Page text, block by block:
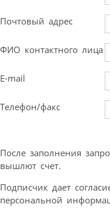
Почтовый адрес
ФИО контактного лица
E-mail
Телефон/факс
После заполнения
вышлют счет.
Подписчик дает
персональной